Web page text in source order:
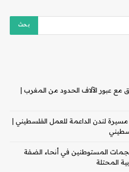
مع عبور الآلاف الحدود من المغرب |
لندن الداعمة للعمل الفلسطيني |
المستوطنين في أنحاء الضفة
المحتلة